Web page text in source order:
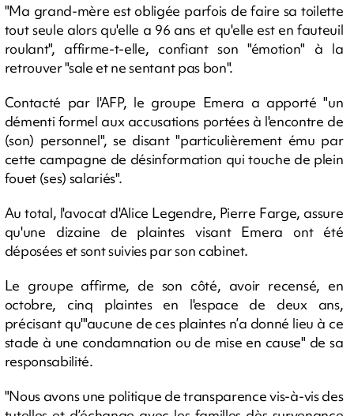
"Ma grand-mère est obligée parfois de faire sa toilette
tout seule alors qu'elle a 96 ans et qu'elle est en fauteuil
roulant", affirme-t-elle, confiant son "émotion" à la
retrouver "sale et ne sentant pas bon".
Contacté par l'AFP, le groupe Emera a apporté "un
démenti formel aux accusations portées à l'encontre de
(son) personnel", se disant "particulièrement ému par
cette campagne de désinformation qui touche de plein
fouet (ses) salariés".
Au total, l'avocat d'Alice Legendre, Pierre Farge, assure
qu'une dizaine de plaintes visant Emera ont été
déposées et sont suivies par son cabinet.
Le groupe affirme, de son côté, avoir recensé, en
octobre, cinq plaintes en l'espace de deux ans,
précisant qu'"aucune de ces plaintes n’a donné lieu à ce
stade à une condamnation ou de mise en cause" de sa
responsabilité.
"Nous avons une politique de transparence vis-à-vis des